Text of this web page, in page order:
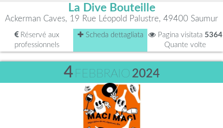
La Dive Bouteille
Ackerman Caves, 19 Rue Léopold Palustre, 49400 Saumur
Réservé aux
professionnels
Scheda dettagliata Pagina visitata 5364
Quante volte
4 FEBBRAIO 2024